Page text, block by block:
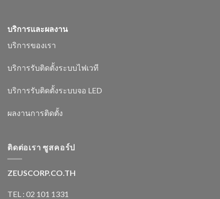
บริการและผลงาน
บริการของเรา
บริการรับติดตั้งระบบไฟเวที
บริการรับติดตั้งระบบจอ LED
ผลงานการติดตั้ง
ติดต่อเรา ซูสคอร์ป
ZEUSCORP.CO.TH
TEL : 02 101 1331